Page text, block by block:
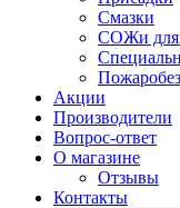
Смазки
СОЖи для
Акции
Производители
Вопрос-ответ
О магазине
Отзывы
Контакты